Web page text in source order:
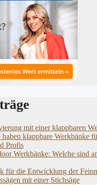
mit einer klappbaren
klappbare Werkbänke
Profis
Werkbänke: Welche sind
für die Entwicklung der
mit einer Stichsäge